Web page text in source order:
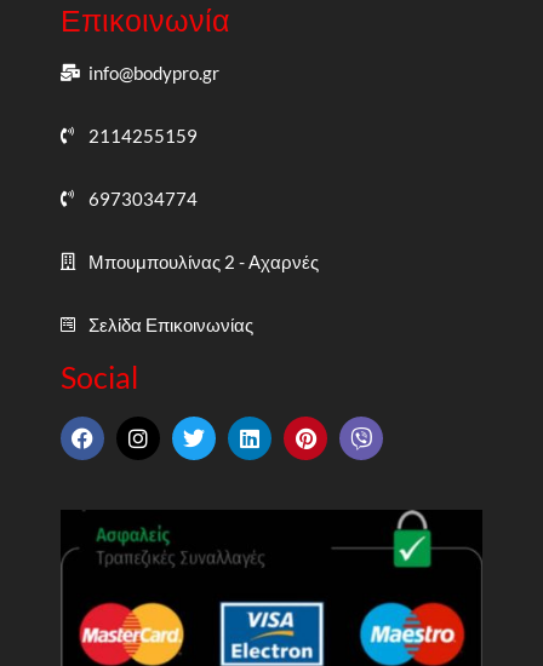
Επικοινωνία
info@bodypro.gr
2114255159
6973034774
Μπουμπουλίνας 2 - Αχαρνές
Σελίδα Επικοινωνίας
Social